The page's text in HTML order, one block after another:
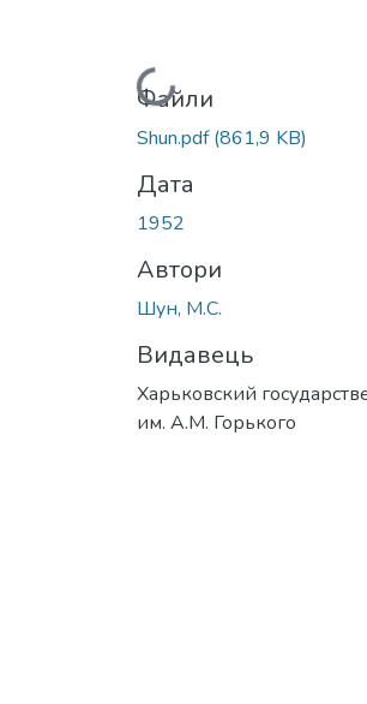
Вантажиться...
Файли
Shun.pdf(861,9 KB)
Дата
1952
Автори
Шун, М.С.
Видавець
Харьковский
им. А.М. Горького